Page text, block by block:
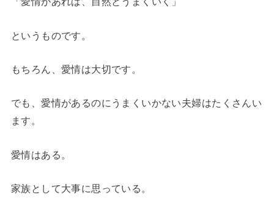
というものです。
もちろん、愛情は大切です。
でも、愛情があるのにうまくいかない夫婦はたくさんい
ます。
愛情はある。
家族として大事に思っている。